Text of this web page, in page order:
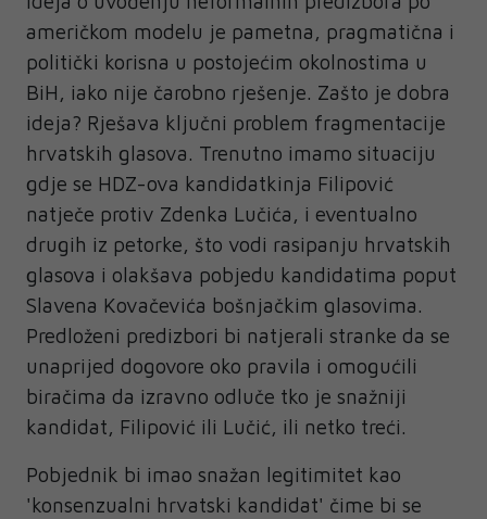
američkom modelu je pametna, pragmatična i
politički korisna u postojećim okolnostima u
BiH, iako nije čarobno rješenje. Zašto je dobra
ideja? Rješava ključni problem fragmentacije
hrvatskih glasova. Trenutno imamo situaciju
gdje se HDZ-ova kandidatkinja Filipović
natječe protiv Zdenka Lučića, i eventualno
drugih iz petorke, što vodi rasipanju hrvatskih
glasova i olakšava pobjedu kandidatima poput
Slavena Kovačevića bošnjačkim glasovima.
Predloženi predizbori bi natjerali stranke da se
unaprijed dogovore oko pravila i omogućili
biračima da izravno odluče tko je snažniji
kandidat, Filipović ili Lučić, ili netko treći.
Pobjednik bi imao snažan legitimitet kao
'konsenzualni hrvatski kandidat' čime bi se